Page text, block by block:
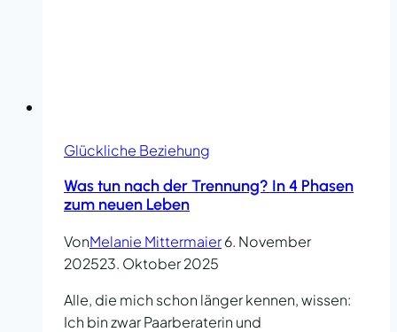
Glückliche Beziehung
Was tun nach der Trennung? In 4 Phasen
zum neuen Leben
VonMelanie Mittermaier6. November
202523. Oktober 2025
Alle, die mich schon länger kennen, wissen:
Ich bin zwar Paarberaterin und